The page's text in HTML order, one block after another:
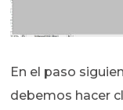
En el paso
debemos hacer